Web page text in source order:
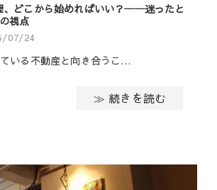
、どこから始めればいい？──迷ったと
視点
07/24
いる不動産と向き合うこ…
≫ 続きを読む